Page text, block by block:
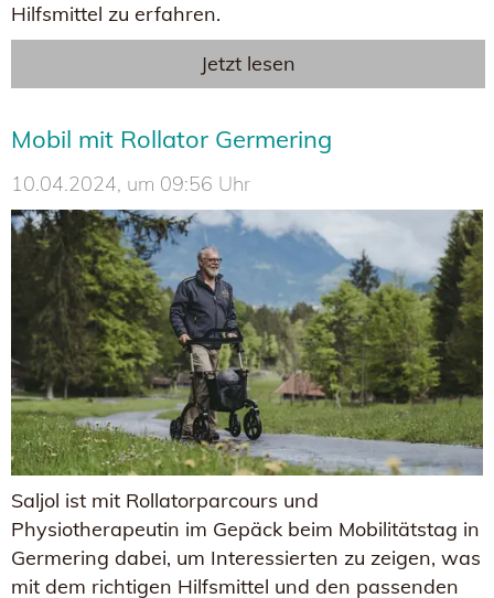
Hilfsmittel zu erfahren.
Jetzt lesen
Mobil mit Rollator Germering
10.04.2024, um 09:56 Uhr
Saljol ist mit Rollatorparcours und
Physiotherapeutin im Gepäck beim Mobilitätstag in
Germering dabei, um Interessierten zu zeigen, was
mit dem richtigen Hilfsmittel und den passenden